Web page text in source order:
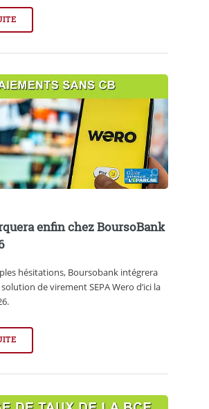
enfin chez BoursoBank
hésitations, Boursobank intégrera
de virement SEPA Wero d’ici la